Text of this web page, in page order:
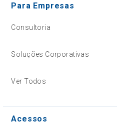
Para Empresas
Consultoria
Soluções Corporativas
Ver Todos
Acessos